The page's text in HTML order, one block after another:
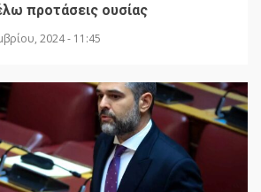
προτάσεις ουσίας
2024 - 11:45